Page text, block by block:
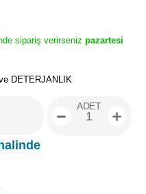
sipariş verirseniz pazartesi
DETERJANLIK
ADET